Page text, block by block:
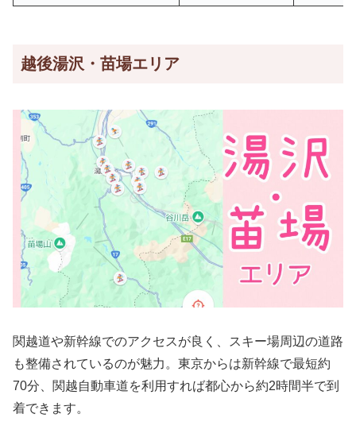
越後湯沢・苗場エリア
関越道や新幹線でのアクセスが良く、スキー場周辺の道路
も整備されているのが魅力。東京からは新幹線で最短約
70分、関越自動車道を利用すれば都心から約2時間半で到
着できます。